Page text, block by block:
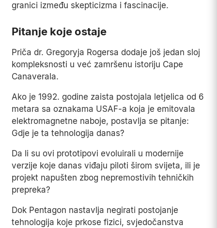
granici između skepticizma i fascinacije.
Pitanje koje ostaje
Priča dr. Gregoryja Rogersa dodaje još jedan sloj
kompleksnosti u već zamršenu istoriju Cape
Canaverala.
Ako je 1992. godine zaista postojala letjelica od 6
metara sa oznakama USAF-a koja je emitovala
elektromagnetne naboje, postavlja se pitanje:
Gdje je ta tehnologija danas?
Da li su ovi prototipovi evoluirali u modernije
verzije koje danas viđaju piloti širom svijeta, ili je
projekt napušten zbog nepremostivih tehničkih
prepreka?
Dok Pentagon nastavlja negirati postojanje
tehnologija koje prkose fizici, svjedočanstva